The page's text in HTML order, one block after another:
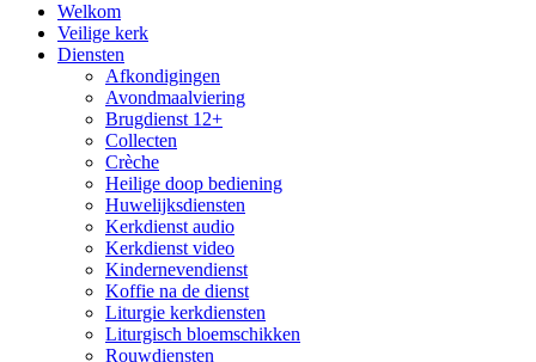
Welkom
Veilige kerk
Diensten
Afkondigingen
Avondmaalviering
Brugdienst 12+
Collecten
Crèche
Heilige doop bediening
Huwelijksdiensten
Kerkdienst audio
Kerkdienst video
Kindernevendienst
Koffie na de dienst
Liturgie kerkdiensten
Liturgisch bloemschikken
Rouwdiensten